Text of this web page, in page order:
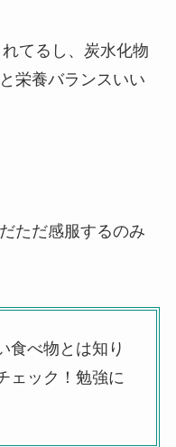
てるし、炭水化物
栄養バランスいい
ただ感服するのみ
食べ物とは知り
ェック！勉強に